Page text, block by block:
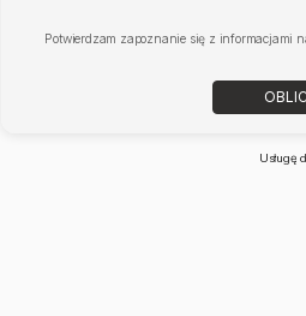
Potwierdzam zapoznanie się z informacjami
Usługę